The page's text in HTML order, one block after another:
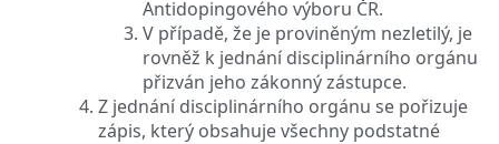
Antidopingového výboru ČR.
V případě, že je proviněným nezletilý, je
rovněž k jednání disciplinárního orgánu
přizván jeho zákonný zástupce.
Z jednání disciplinárního orgánu se pořizuje
zápis, který obsahuje všechny podstatné